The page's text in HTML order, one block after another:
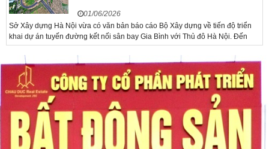
01/06/2026
Sở Xây dựng Hà Nội vừa có văn bản báo cáo Bộ Xây dựng về tiến độ triển
khai dự án tuyến đường kết nối sân bay Gia Bình với Thủ đô Hà Nội. Đến
nay, công tác giải phóng mặt bằng và chuẩn bị đầu tư của dự án đã ghi nhận
nhiều kết...